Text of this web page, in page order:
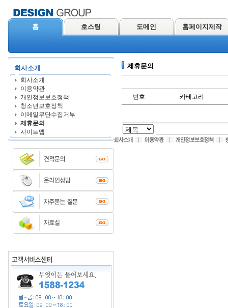
홈 호스팅 도메인 홈페이지제작
회사소개
회사소개
이용약관
개인정보보호정책
청소년보호정책
이메일무단수집거부
제휴문의
사이트맵
제휴문의
번호 카테고리